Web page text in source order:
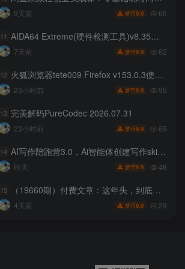
9天前 梦币9.9 66
11 AIDA64 Extreme(硬件检测工具)v8.35绿色版
7天前 梦币9.9 62
12 火狐浏览器tete009 Firefox v153.0.3便携版
23小时前 梦币9.9 95
13 完美解码PureCodec 2026.07.31
23小时前 梦币9.9 69
14 AI写作陪跑营3.0，Ai智能体创建写作skill（workbuddy）+人工手写模式（手搓模式），去除AI痕迹（头条号、公众号、百家号）（更新0806）
昨天 梦币9.9 48
15 （19660期）付费文章：这年头，到底该怎么赚钱？普通人破局指南！
4天前 梦币9.9 29